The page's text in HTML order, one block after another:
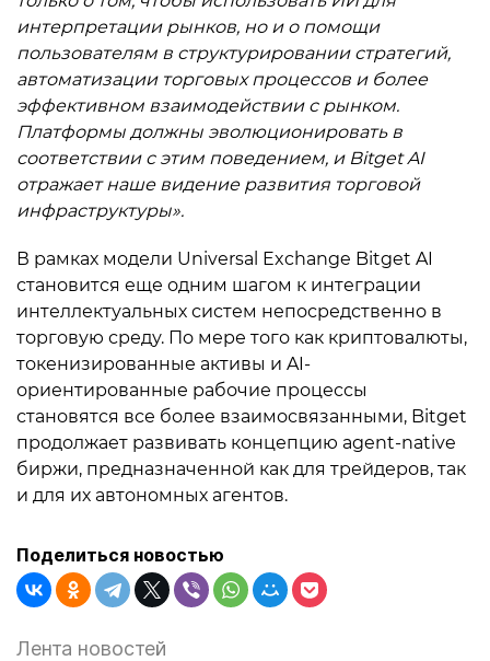
интерпретации рынков, но и о помощи
пользователям в структурировании стратегий,
автоматизации торговых процессов и более
эффективном взаимодействии с рынком.
Платформы должны эволюционировать в
соответствии с этим поведением, и Bitget AI
отражает наше видение развития торговой
инфраструктуры».
В рамках модели Universal Exchange Bitget AI
становится еще одним шагом к интеграции
интеллектуальных систем непосредственно в
торговую среду. По мере того как криптовалюты,
токенизированные активы и AI-
ориентированные рабочие процессы
становятся все более взаимосвязанными, Bitget
продолжает развивать концепцию agent-native
биржи, предназначенной как для трейдеров, так
и для их автономных агентов.
Поделиться новостью
Лента новостей